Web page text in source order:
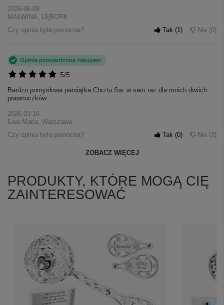
2026-06-08
MALWINA, LĘBORK
Czy opinia była pomocna?
Tak 1 Nie 0
5/5
Opinia potwierdzona zakupem
Bardzo pomysłowa pamiątka Chrztu Sw. w sam raz dla moich dwóch
prawnuczków
2026-03-16
Ewa Maria, Warszawa
Czy opinia była pomocna?
Tak 0 Nie 2
ZOBACZ WIĘCEJ
PRODUKTY, KTÓRE MOGĄ CIĘ
ZAINTERESOWAĆ